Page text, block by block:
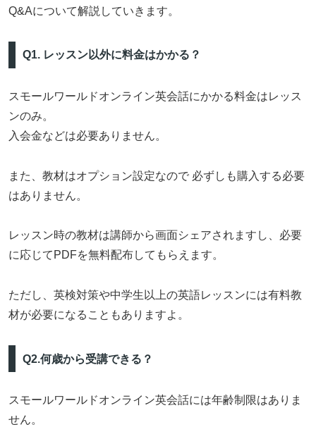
Q&Aについて解説していきます。
Q1. レッスン以外に料金はかかる？
スモールワールドオンライン英会話にかかる料金はレッス
ンのみ。
入会金などは必要ありません。
また、教材はオプション設定なので 必ずしも購入する必要
はありません。
レッスン時の教材は講師から画面シェアされますし、必要
に応じてPDFを無料配布してもらえます。
ただし、英検対策や中学生以上の英語レッスンには有料教
材が必要になることもありますよ。
Q2.何歳から受講できる？
スモールワールドオンライン英会話には年齢制限はありま
せん。